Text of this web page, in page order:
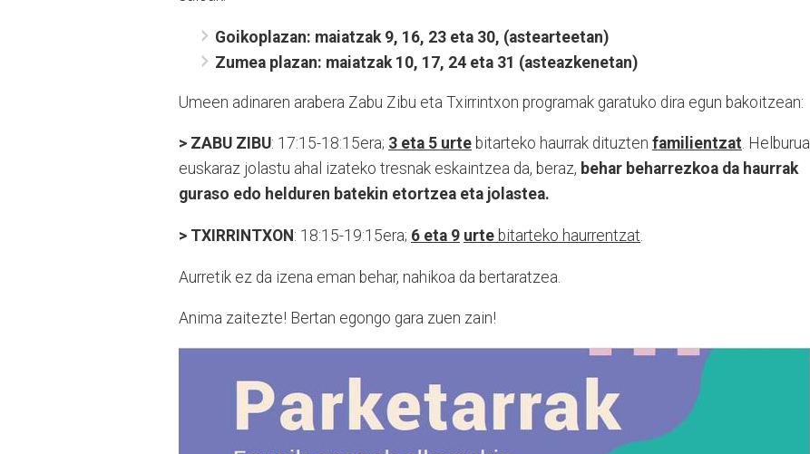
Goikoplazan: maiatzak 9, 16, 23 eta 30, (astearteetan)
Zumea plazan: maiatzak 10, 17, 24 eta 31 (asteazkenetan)
Umeen adinaren arabera Zabu Zibu eta Txirrintxon programak garatuko dira egun bakoitzean:
> ZABU ZIBU: 17:15-18:15era; 3 eta 5 urte bitarteko haurrak dituzten familientzat. Helburua
euskaraz jolastu ahal izateko tresnak eskaintzea da, beraz, behar beharrezkoa da haurrak
guraso edo helduren batekin etortzea eta jolastea.
> TXIRRINTXON : 18:15-19:15era; 6 eta 9 urte bitarteko haurrentzat.
Aurretik ez da izena eman behar, nahikoa da bertaratzea.
Anima zaitezte! Bertan egongo gara zuen zain!